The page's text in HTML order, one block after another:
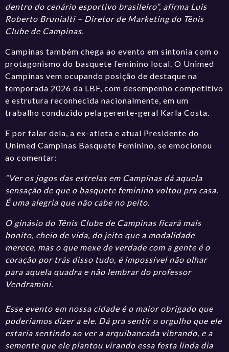
dentro do cenário esportivo brasileiro”, afirma Luis
Roberto Brunialti – Diretor de Marketing do Tênis
Clube de Campinas.
Campinas também chega ao evento em sintonia com o
protagonismo do basquete feminino local. O Unimed
Campinas vem ocupando posição de destaque na
temporada 2026 da LBF, com desempenho competitivo
e estrutura reconhecida nacionalmente, em um
trabalho conduzido pela gerente-geral Karla Costa.
E por falar dela, a ex-atleta e atual Presidente do
Unimed Campinas Basquete Feminino, se emocionou
ao comentar:
“Ver os jogos das estrelas em Campinas dá aquela
sensação de que o basquete feminino voltou pra casa.
É uma alegria que não cabe no peito.
O ginásio do Tênis Clube de Campinas ficará mais
bonito, cheio de vida, do jeito que a modalidade
merece, mas o que mexe de verdade com a gente é o
coração por trás disso tudo, é impossível não olhar
para aquela quadra e não lembrar do professor
Vendramini.
Esse evento em nossa cidade é o maior obrigado que
poderíamos dizer a ele. Dá pra sentir o orgulho que ele
estaria sentindo ao ver a arquibancada vibrando, e a
semente que ele plantou virando essa festa linda dia